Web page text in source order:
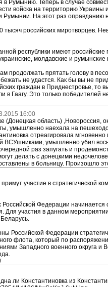
Румынию. Теперь в случае
войска на территорию
Румынии. На этот раз оправданию
тысяч российских миротворцев.
республики имеют
молдавские и
продолжать прятать голову в
не удастся. Как бы вы не
граждан в Приднестровье,
в Гаагу. Это только
16:00
(Донецкая область) ,Новороссия,
умышленно наехала на
отреагировала мгновенно
умышленно убил
раз запугать и
делать с донецкими
в больницу. Произошло
участие в стратегической
Федерации
Для участия в данном
Российской Федерации
флота, который по
Западного военного округа и
ли Константиновка из